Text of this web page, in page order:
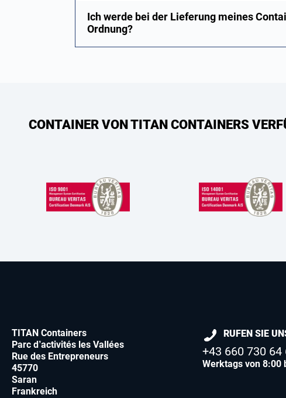
Ich werde bei der Lieferung meines
Ordnung?
CONTAINER VON TITAN CONTAINERS
TITAN Containers
Parc d’activités les Vallées
Rue des Entrepreneurs
45770
Saran
Frankreich
RUFEN SIE
+43 660 730 64
Werktags von 8:00